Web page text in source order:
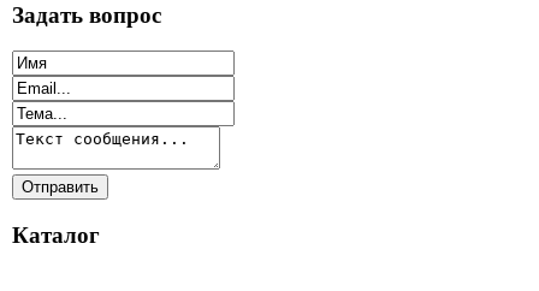
Задать вопрос
Каталог